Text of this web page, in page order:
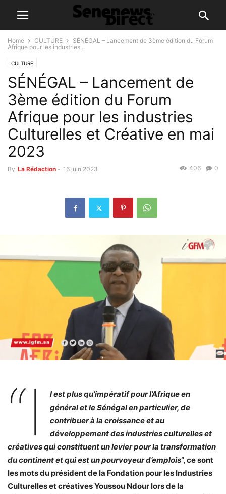
Home CULTURE
SÉNÉGAL – Lancement de 3ème édition du Forum
Afrique pour les industries...
CULTURE
SÉNÉGAL – Lancement de
3ème édition du Forum
Afrique pour les industries
Culturelles et Créative en mai
2023
By La Rédaction - 16 juin 2023 0
406
“i
l est plus qu’impératif pour l’Afrique en
général et le Sénégal en particulier, de
contribuer à la croissance et au
développement des industries culturelles et
créatives qui constituent un levier pour la transformation
du continent et qui est un pourvoyeur d’emplois”, ce sont
les mots du président de la Fondation pour les Industries
Culturelles et créatives Youssou Ndour lors de la